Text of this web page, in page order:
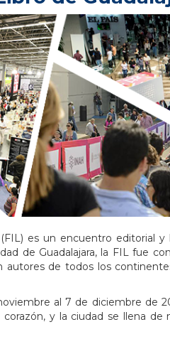
(FIL) es un encuentro
de Guadalajara, la FIL fue
de todos los
al 7 de diciembre de
corazón, y la ciudad se llena